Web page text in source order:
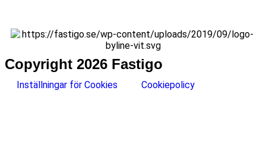
Copyright 2026 Fastigo
Inställningar för Cookies Cookiepolicy